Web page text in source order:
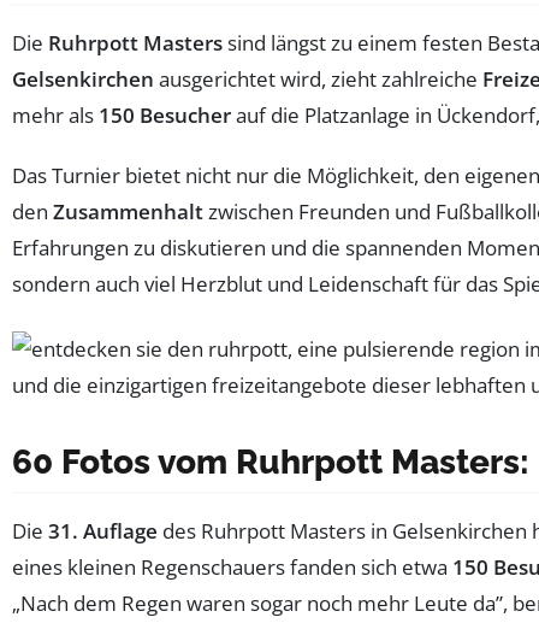
Die Ruhrpott Masterssind längst zu einem festen
Gelsenkirchen ausgerichtet wird, zieht zahlreiche
mehr als 150 Besucherauf die Platzanlage in
Das Turnier bietet nicht nur die Möglichkeit, den
den Zusammenhalt zwischen Freunden und
Erfahrungen zu diskutieren und die spannenden
sondern auch viel Herzblut und Leidenschaft für das
60 Fotos vom Ruhrpott
Die 31. Auflage des Ruhrpott Masters in
eines kleinen Regenschauers fanden sich etwa 150
„Nach dem Regen waren sogar noch mehr Leute da”,